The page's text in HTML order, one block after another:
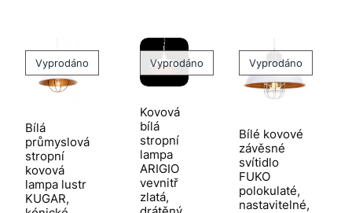
Vyprodáno
Bílá
průmyslová
stropní
kovová
lampa lustr
KUGAR,
Vyprodáno
Kovová
bílá
stropní
lampa
ARIGIO
vevnitř
zlatá,
Vyprodáno
Bílé kovové
závěsné
svítidlo
FUKO
polokulaté,
nastavitelné,